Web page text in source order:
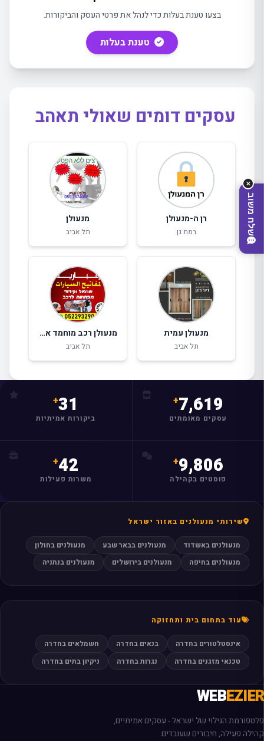
מהמחפשיםהיום?
בצעו טענת בעלות כדי לנהל את פרטי העסק והביקורות.
טענת בעלות
עסקים דומים שאולי תאהב
רן ה-מנעולן
רמת גן
מנעולן
תל אביב
מנעולן עמית
תל אביב
מנעולן רכב מוחמד אגבאריה
תל אביב
✕
שלח משוב
7,619
עסקים מאומתים
31
ביקורות אמיתיות
9,806
פוסטים בקהילה
42
משרות פעילות
שירותי מנעולנים באזור ישראל
מנעולנים באשדוד מנעולנים בבאר שבע
מנעולנים בחולון
מנעולנים בחיפה
מנעולנים בירושלים מנעולנים בנתניה
עוד בתחום בית ותחזוקה
אינסטלטורים בחדרה בנאים בחדרה
חשמלאים בחדרה
טכנאי מזגנים בחדרה
נגרות בחדרה ניקיון בתים בחדרה
WEBEZIER
פלטפורמת הגילוי של ישראל - עסקים אמיתיים,
קהילה פעילה, חיבורים שעובדים.